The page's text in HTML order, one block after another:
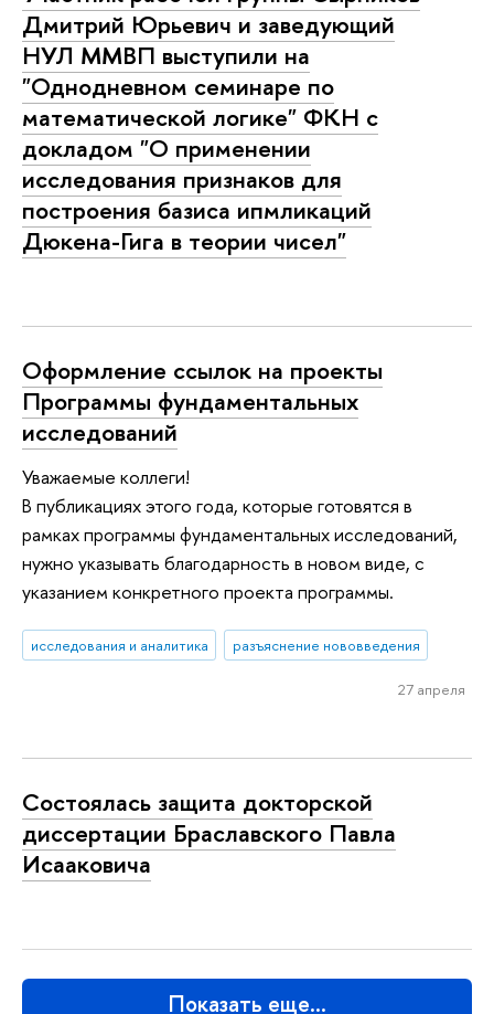
Дмитрий Юрьевич и заведующий
НУЛ ММВП выступили на
"Однодневном семинаре по
математической логике" ФКН с
докладом "О применении
исследования признаков для
построения базиса ипмликаций
Дюкена-Гига в теории чисел"
Оформление ссылок на проекты
Программы фундаментальных
исследований
Уважаемые коллеги!
В публикациях этого года, которые готовятся в
рамках программы фундаментальных исследований,
нужно указывать благодарность в новом виде, с
указанием конкретного проекта программы.
исследования и аналитика разъяснение нововведения
27 апреля
Состоялась защита докторской
диссертации Браславского Павла
Исааковича
Показать еще…